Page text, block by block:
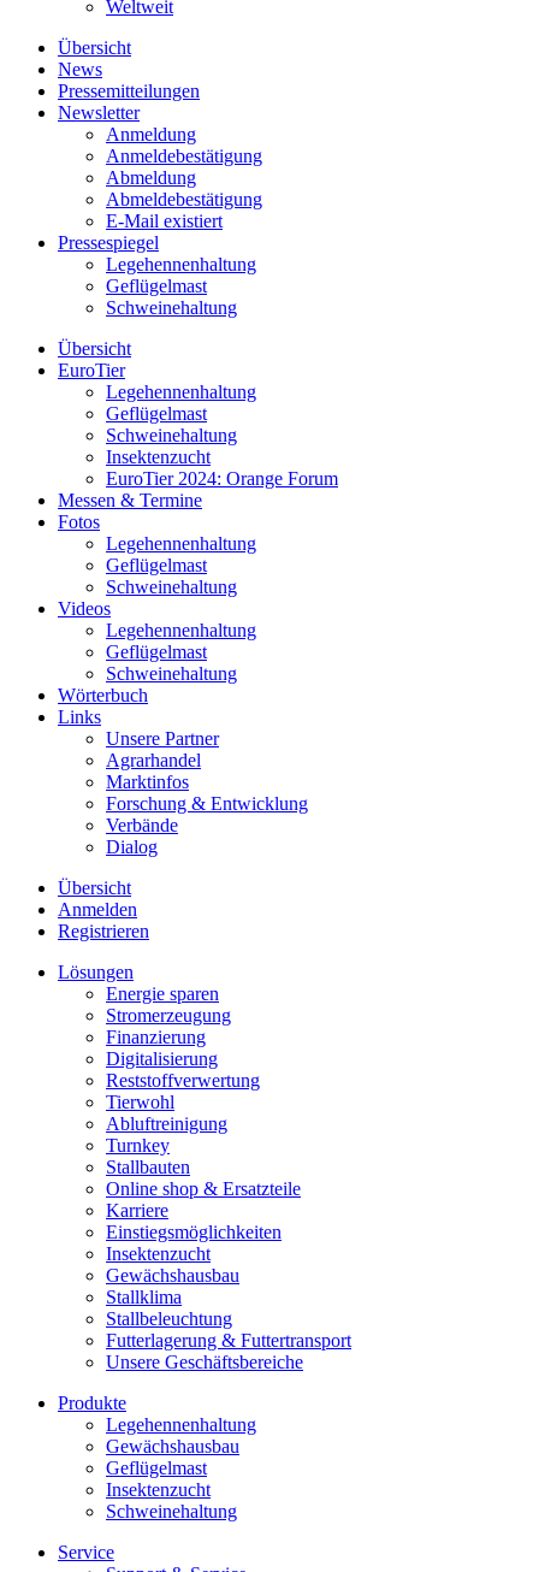
Weltweit
Übersicht
News
Pressemitteilungen
Newsletter
Anmeldung
Anmeldebestätigung
Abmeldung
Abmeldebestätigung
E-Mail existiert
Pressespiegel
Legehennenhaltung
Geflügelmast
Schweinehaltung
Übersicht
EuroTier
Legehennenhaltung
Geflügelmast
Schweinehaltung
Insektenzucht
EuroTier 2024: Orange Forum
Messen & Termine
Fotos
Legehennenhaltung
Geflügelmast
Schweinehaltung
Videos
Legehennenhaltung
Geflügelmast
Schweinehaltung
Wörterbuch
Links
Unsere Partner
Agrarhandel
Marktinfos
Forschung & Entwicklung
Verbände
Dialog
Übersicht
Anmelden
Registrieren
Lösungen
Energie sparen
Stromerzeugung
Finanzierung
Digitalisierung
Reststoffverwertung
Tierwohl
Abluftreinigung
Turnkey
Stallbauten
Online shop & Ersatzteile
Karriere
Einstiegsmöglichkeiten
Insektenzucht
Gewächshausbau
Stallklima
Stallbeleuchtung
Futterlagerung & Futtertransport
Unsere Geschäftsbereiche
Produkte
Legehennenhaltung
Gewächshausbau
Geflügelmast
Insektenzucht
Schweinehaltung
Service